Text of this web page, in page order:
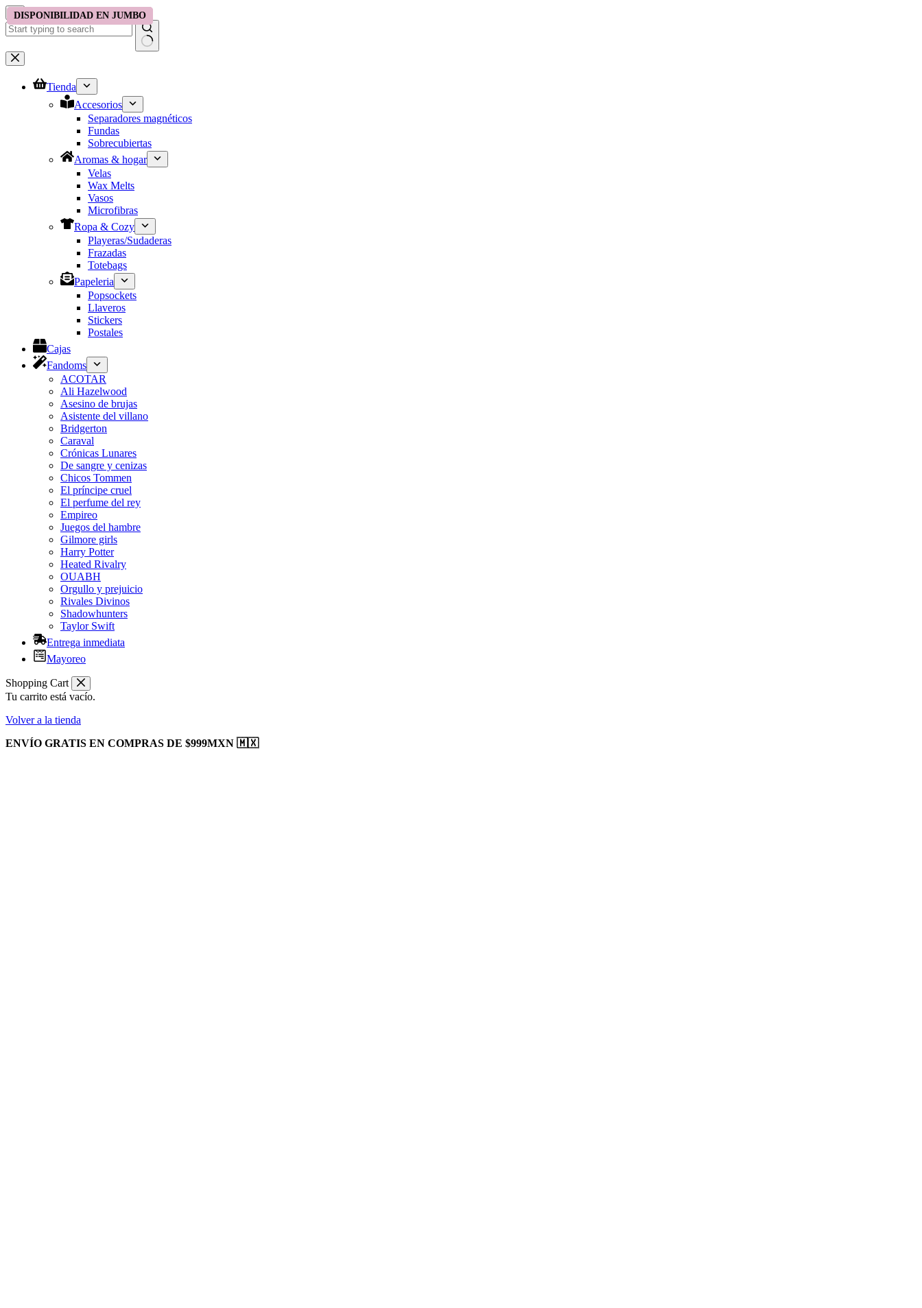
Saltar
al
contenido
No
results
Tienda
Accesorios
Separadores magnéticos
Fundas
Sobrecubiertas
Aromas & hogar
Velas
Wax Melts
Vasos
Microfibras
Ropa & Cozy
Playeras/Sudaderas
Frazadas
Totebags
Papeleria
Popsockets
Llaveros
Stickers
Postales
Cajas
Fandoms
ACOTAR
Ali Hazelwood
Asesino de brujas
Asistente del villano
Bridgerton
Caraval
Crónicas Lunares
De sangre y cenizas
Chicos Tommen
El príncipe cruel
El perfume del rey
Empireo
Juegos del hambre
Gilmore girls
Harry Potter
Heated Rivalry
OUABH
Orgullo y prejuicio
Rivales Divinos
Shadowhunters
Taylor Swift
Entrega inmediata
Mayoreo
Shopping Cart
Tu carrito está vacío.
Volver a la tienda
ENVÍO GRATIS EN COMPRAS DE $999MXN 🇲🇽
DISPONIBILIDAD EN JUMBO
DISPONIBILIDAD EN JUMBO